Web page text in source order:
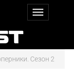
Сезон 2